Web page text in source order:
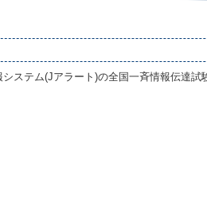
ステム(Jアラート)の全国一斉情報伝達試